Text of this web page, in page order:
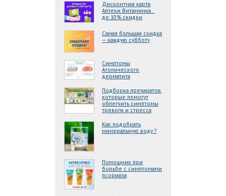
Дисконтная карта
Аптеки Витаминка _
до 10% скидки
Самая большая скидка
— каждую субботу
Симптомы
Атопического
дерматита
Подборка препаратов,
которые помогут
облегчить симптомы
тревоги и стресса
Как подобрать
минеральную воду ?
Помощник при
борьбе с симптомами
псориаза